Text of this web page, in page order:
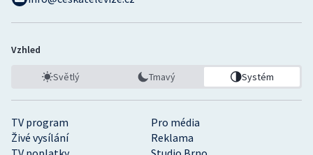
TV program
Pro média
Živé vysílání
Reklama
Vzhled
Světlý Tmavý Systém